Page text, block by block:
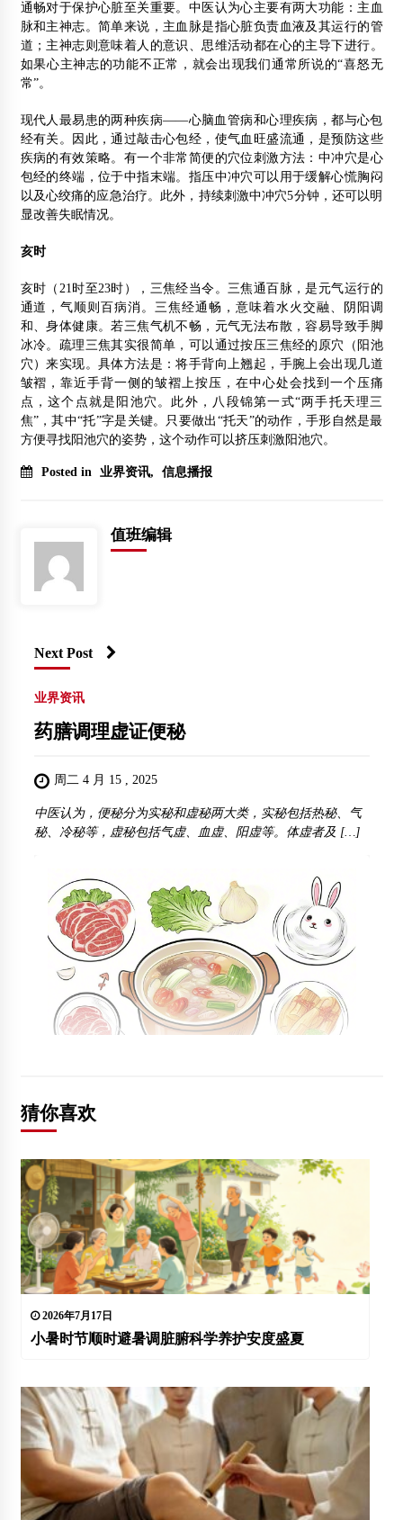
通畅对于保护心脏至关重要。中医认为心主要有两大功能：主血
脉和主神志。简单来说，主血脉是指心脏负责血液及其运行的管
道；主神志则意味着人的意识、思维活动都在心的主导下进行。
如果心主神志的功能不正常，就会出现我们通常所说的“喜怒无
常”。
现代人最易患的两种疾病——心脑血管病和心理疾病，都与心包
经有关。因此，通过敲击心包经，使气血旺盛流通，是预防这些
疾病的有效策略。有一个非常简便的穴位刺激方法：中冲穴是心
包经的终端，位于中指末端。指压中冲穴可以用于缓解心慌胸闷
以及心绞痛的应急治疗。此外，持续刺激中冲穴5分钟，还可以明
显改善失眠情况。
亥时
亥时（21时至23时），三焦经当令。三焦通百脉，是元气运行的
通道，气顺则百病消。三焦经通畅，意味着水火交融、阴阳调
和、身体健康。若三焦气机不畅，元气无法布散，容易导致手脚
冰冷。疏理三焦其实很简单，可以通过按压三焦经的原穴（阳池
穴）来实现。具体方法是：将手背向上翘起，手腕上会出现几道
皱褶，靠近手背一侧的皱褶上按压，在中心处会找到一个压痛
点，这个点就是阳池穴。此外，八段锦第一式“两手托天理三
焦”，其中“托”字是关键。只要做出“托天”的动作，手形自然是最
方便寻找阳池穴的姿势，这个动作可以挤压刺激阳池穴。
Posted in 业界资讯, 信息播报
值班编辑
Next Post
业界资讯
药膳调理虚证便秘
周二 4 月 15 , 2025
中医认为，便秘分为实秘和虚秘两大类，实秘包括热秘、气
秘、冷秘等，虚秘包括气虚、血虚、阳虚等。体虚者及 […]
猜你喜欢
2026年7月17日
小暑时节顺时避暑调脏腑科学养护安度盛夏